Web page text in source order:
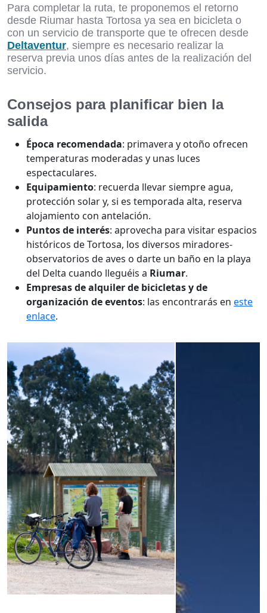
Para completar la ruta, te proponemos el retorno
desde Riumar hasta Tortosa ya sea en bicicleta o
con un servicio de transporte que te ofrecen desde
Deltaventur, siempre es necesario realizar la
reserva previa unos días antes de la realización del
servicio.
Consejos para planificar bien la
salida
Época recomendada: primavera y otoño ofrecen
temperaturas moderadas y unas luces
espectaculares.
Equipamiento: recuerda llevar siempre agua,
protección solar y, si es temporada alta, reserva
alojamiento con antelación.
Puntos de interés: aprovecha para visitar espacios
históricos de Tortosa, los diversos miradores-
observatorios de aves o darte un baño en la playa
del Delta cuando lleguéis a Riumar.
Empresas de alquiler de bicicletas y de
organización de eventos: las encontrarás en este
enlace.